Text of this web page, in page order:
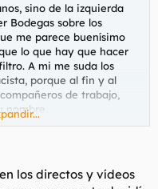
sino de la izquierda
Bodegas sobre los
me parece buenísimo
lo que hay que hacer
A mi me suda los
porque al fin y al
de trabajo,
nombre.
foreros podemos decir lo
más usuarios de redes,
decir por miedo a que
los directos y vídeos